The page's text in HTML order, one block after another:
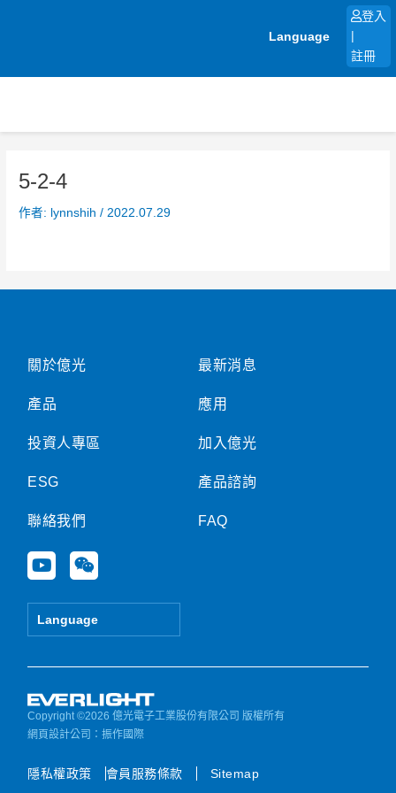
Language
登入
註冊
5-2-4
作者: lynnshih/ 2022.07.29
關於億光
產品
投資人專區
ESG
聯絡我們
Y
o
u
e
W
e
i
Language
最新消息
應用
加入億光
產品諮詢
FAQ
Copyright ©2026 億光電子工業股份有限公司 版權所有
網頁設計公司 ：振作國際
隱私權政策 會員服務條款 Sitemap